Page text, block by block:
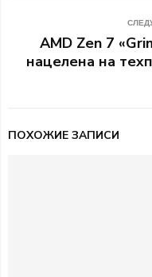
AMD Zen 7
нацелена на
ПОХОЖИЕ ЗАПИСИ